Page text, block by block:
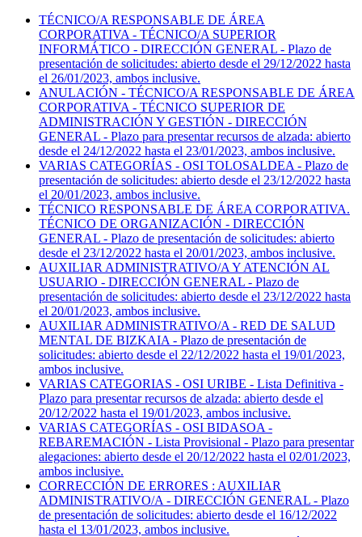
TÉCNICO/A RESPONSABLE DE ÁREA
CORPORATIVA - TÉCNICO/A SUPERIOR
INFORMÁTICO - DIRECCIÓN GENERAL - Plazo de
presentación de solicitudes: abierto desde el 29/12/2022 hasta
el 26/01/2023, ambos inclusive.
ANULACIÓN - TÉCNICO/A RESPONSABLE DE ÁREA
CORPORATIVA - TÉCNICO SUPERIOR DE
ADMINISTRACIÓN Y GESTIÓN - DIRECCIÓN
GENERAL - Plazo para presentar recursos de alzada: abierto
desde el 24/12/2022 hasta el 23/01/2023, ambos inclusive.
VARIAS CATEGORÍAS - OSI TOLOSALDEA - Plazo de
presentación de solicitudes: abierto desde el 23/12/2022 hasta
el 20/01/2023, ambos inclusive.
TÉCNICO RESPONSABLE DE ÁREA CORPORATIVA.
TÉCNICO DE ORGANIZACIÓN - DIRECCIÓN
GENERAL - Plazo de presentación de solicitudes: abierto
desde el 23/12/2022 hasta el 20/01/2023, ambos inclusive.
AUXILIAR ADMINISTRATIVO/A Y ATENCIÓN AL
USUARIO - DIRECCIÓN GENERAL - Plazo de
presentación de solicitudes: abierto desde el 23/12/2022 hasta
el 20/01/2023, ambos inclusive.
AUXILIAR ADMINISTRATIVO/A - RED DE SALUD
MENTAL DE BIZKAIA - Plazo de presentación de
solicitudes: abierto desde el 22/12/2022 hasta el 19/01/2023,
ambos inclusive.
VARIAS CATEGORIAS - OSI URIBE - Lista Definitiva -
Plazo para presentar recursos de alzada: abierto desde el
20/12/2022 hasta el 19/01/2023, ambos inclusive.
VARIAS CATEGORÍAS - OSI BIDASOA -
REBAREMACIÓN - Lista Provisional - Plazo para presentar
alegaciones: abierto desde el 20/12/2022 hasta el 02/01/2023,
ambos inclusive.
CORRECCIÓN DE ERRORES : AUXILIAR
ADMINISTRATIVO/A - DIRECCIÓN GENERAL - Plazo
de presentación de solicitudes: abierto desde el 16/12/2022
hasta el 13/01/2023, ambos inclusive.